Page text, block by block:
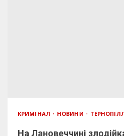
КРИМІНАЛ НОВИНИ
На Лановеччині